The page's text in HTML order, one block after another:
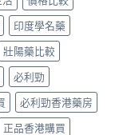
印度學名藥
壯陽藥比較
必利勁
必利勁香港藥房
正品香港購買